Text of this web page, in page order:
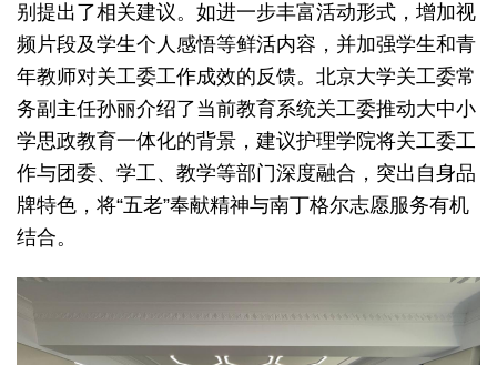
别提出了相关建议。如进一步丰富活动形式，增加视
频片段及学生个人感悟等鲜活内容，并加强学生和青
年教师对关工委工作成效的反馈。北京大学关工委常
务副主任孙丽介绍了当前教育系统关工委推动大中小
学思政教育一体化的背景，建议护理学院将关工委工
作与团委、学工、教学等部门深度融合，突出自身品
牌特色，将“五老”奉献精神与南丁格尔志愿服务有机
结合。